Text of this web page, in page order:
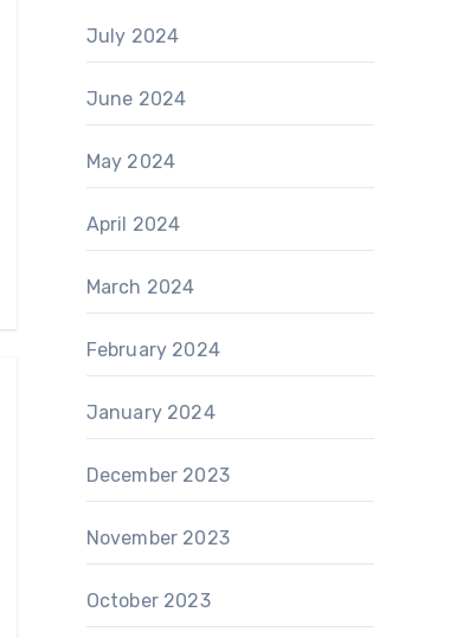
July 2024
June 2024
May 2024
April 2024
March 2024
February 2024
January 2024
December 2023
November 2023
October 2023